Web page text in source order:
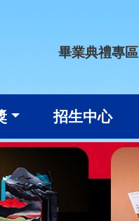
畢業典禮專區
招生中心